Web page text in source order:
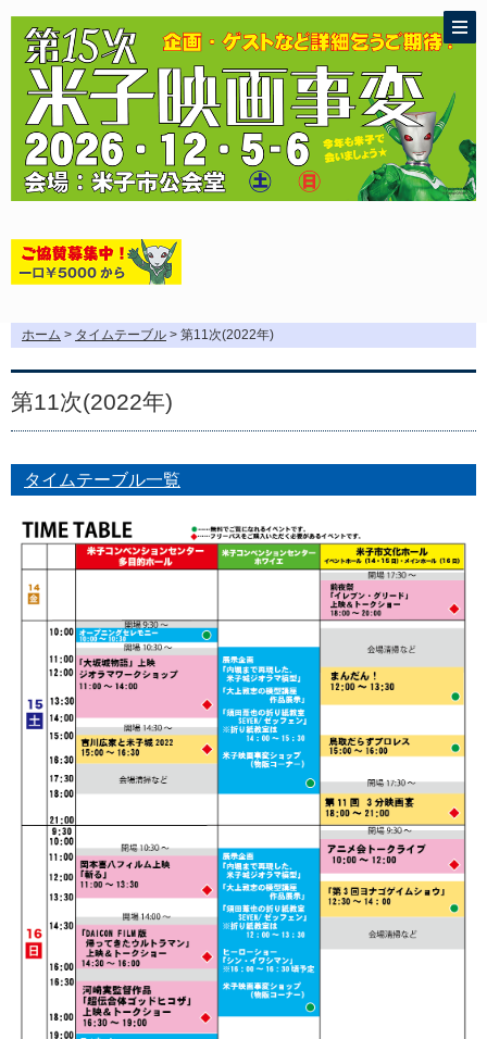
ホーム > タイムテーブル > 第11次(2022年)
第11次(2022年)
タイムテーブル一覧